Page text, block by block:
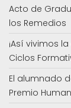
Acto de
los Remedios
¡Así vivimos
Ciclos
El alumnado
Premio